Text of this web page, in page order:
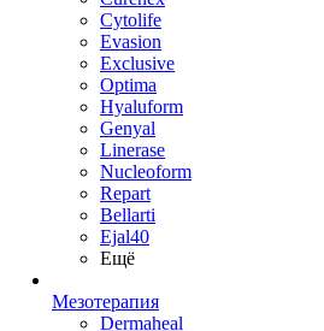
Cytolife
Evasion
Exclusive
Optima
Hyaluform
Genyal
Linerase
Nucleoform
Repart
Bellarti
Ejal40
Ещё
Мезотерапия
Dermaheal